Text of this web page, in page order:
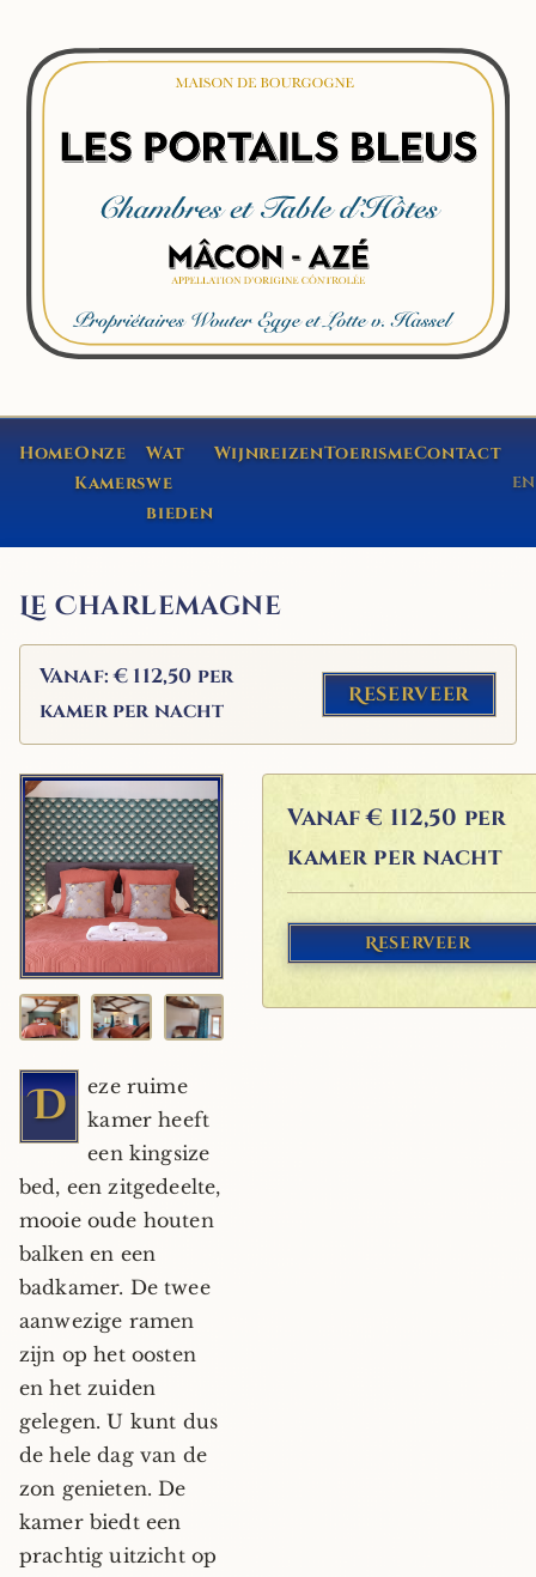
HomeOnze
Kamers
Wat
we
bieden
WijnreizenToerismeContact
EN
Le Charlemagne
Vanaf: € 112,50 per
kamer per nacht
Reserveer
Vanaf€ 112,50 per
kamer per nacht
Reserveer
D
eze ruime
kamer heeft
een kingsize
bed, een zitgedeelte,
mooie oude houten
balken en een
badkamer. De twee
aanwezige ramen
zijn op het oosten
en het zuiden
gelegen. U kunt dus
de hele dag van de
zon genieten. De
kamer biedt een
prachtig uitzicht op